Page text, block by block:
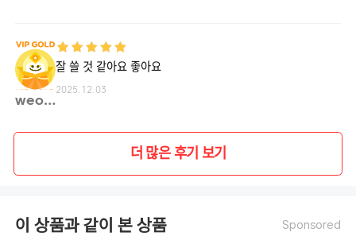
weo**
잘 쓸 것 같아요 좋아요
2025.12.03
더 많은 후기 보기
이 상품과 같이 본 상품 Sponsored